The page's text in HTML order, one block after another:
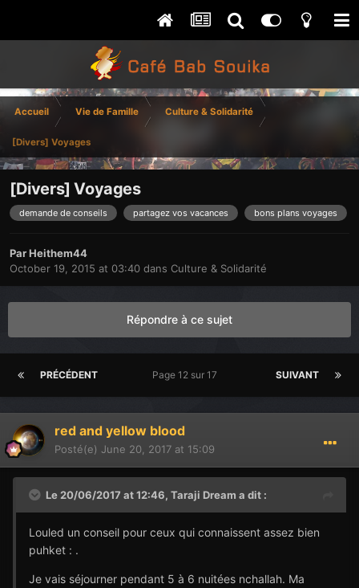
Accueil Vie de Famille Culture & Solidarité
[Divers] Voyages
[Divers] Voyages
demande de conseils partagez vos vacances bons plans voyages
ParHeithem44
October 19, 2015 at 03:40 dans Culture & Solidarité
Répondre à ce sujet
PRÉCÉDENT SUIVANT
Page 12 sur 17
red and yellow blood
Posté(e) June 20, 2017 at 15:09
Le 20/06/2017 at 12:46, Taraji Dream a dit :
Louled un conseil pour ceux qui connaissent assez bien
puhket : .
Je vais séjourner pendant 5 à 6 nuitées nchallah. Ma